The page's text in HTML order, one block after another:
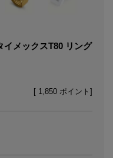
イメックスT80 リング
[ 1,850 ポイント]